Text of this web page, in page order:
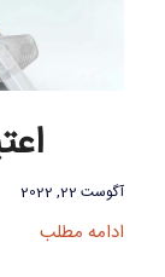
آگوست 22, 2022
ادامه مطلب